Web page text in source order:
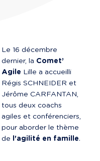
Le 16 décembre
dernier, la Comet’
Agile Lille a accueilli
Régis SCHNEIDER et
Jérôme CARFANTAN,
tous deux coachs
agiles et conférenciers,
pour aborder le thème
de l'agilité en famille.